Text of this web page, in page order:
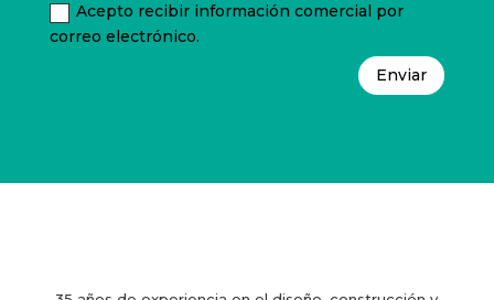
Acepto recibir información comercial por
correo electrónico.
Enviar